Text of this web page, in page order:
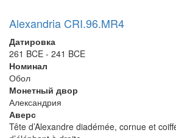
Alexandria CRI.96.MR4
Датировка
261 BCE - 241 BCE
Номинал
Обол
Монетный двор
Александрия
Аверс
Tête d’Alexandre diadémée, cornue et